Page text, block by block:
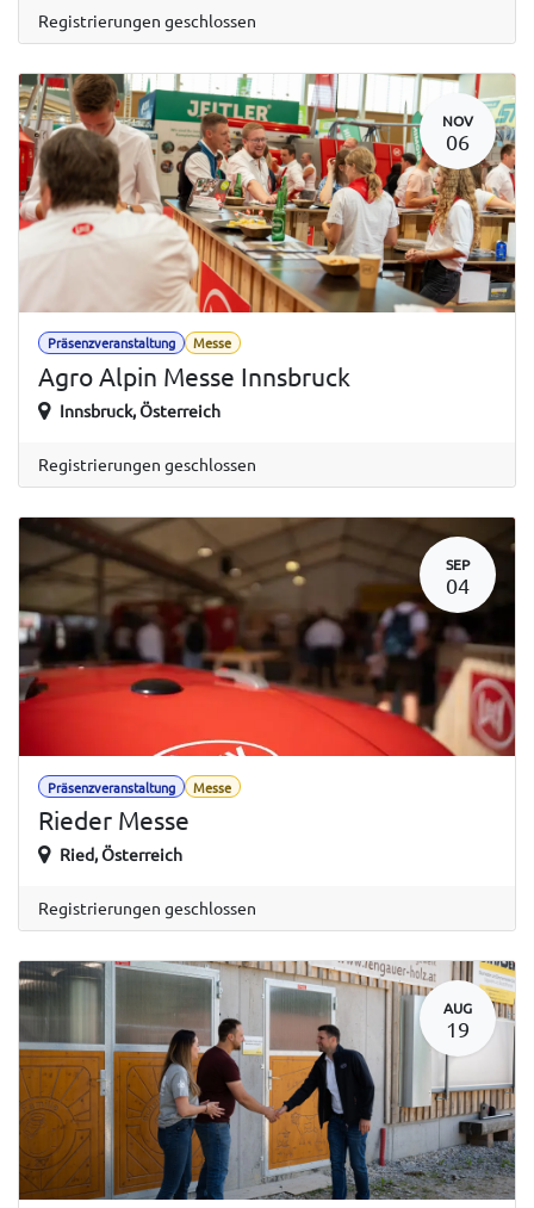
Registrierungen geschlossen
NOV
06
Präsenzveranstaltung Messe
Agro Alpin Messe Innsbruck
Innsbruck,Österreich
Registrierungen geschlossen
SEP
04
Präsenzveranstaltung Messe
Rieder Messe
Ried,Österreich
Registrierungen geschlossen
AUG
19